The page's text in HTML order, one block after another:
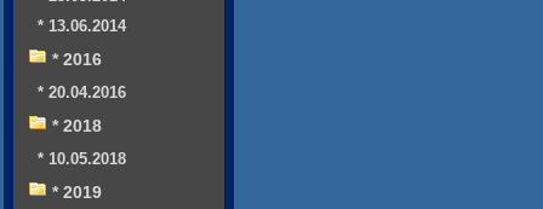
* 13.06.2014
* 2016
* 20.04.2016
* 2018
* 10.05.2018
* 2019